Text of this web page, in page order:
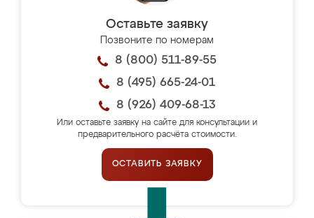
Оставьте заявку
Позвоните по номерам
8 (800) 511-89-55
8 (495) 665-24-01
8 (926) 409-68-13
Или оставьте заявку на сайте для консультации и
предварительного расчёта стоимости.
ОСТАВИТЬ ЗАЯВКУ